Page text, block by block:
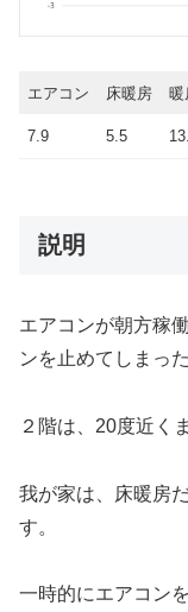
エアコン 床暖房 暖
7.9 5.5
説明
エアコンが朝方稼
ンを止めてしまっ
２階は、20度近く
我が家は、床暖房
す。
一時的にエアコン